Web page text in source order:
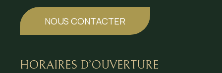
NOUS CONTACTER
HORAIRES D’OUVERTURE